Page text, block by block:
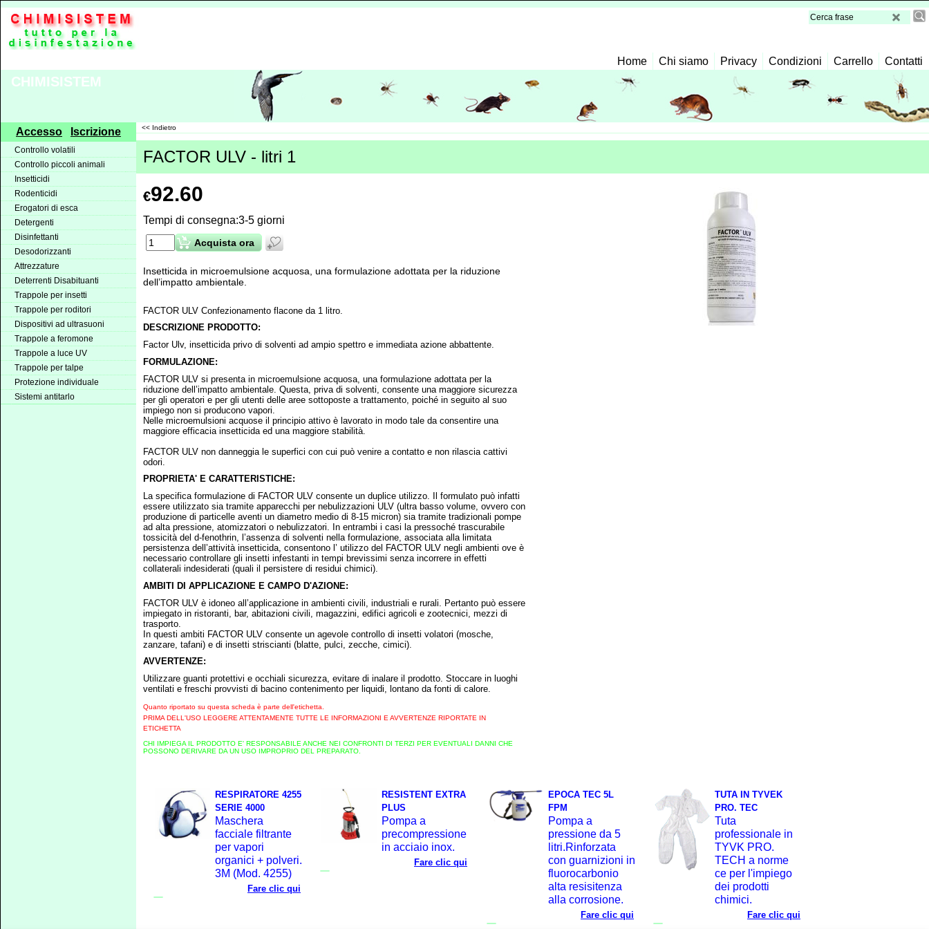
CHIMISISTEM
Home Chi siamo Privacy Condizioni Carrello Contatti
Accesso Iscrizione
Controllo volatili
Controllo piccoli animali
Insetticidi
Rodenticidi
Erogatori di esca
Detergenti
Disinfettanti
Desodorizzanti
Attrezzature
Deterrenti Disabituanti
Trappole per insetti
Trappole per roditori
Dispositivi ad ultrasuoni
Trappole a feromone
Trappole a luce UV
Trappole per talpe
Protezione individuale
Sistemi antitarlo
<< Indietro
FACTOR ULV - litri 1
€92.60
Tempi di consegna:3-5 giorni
Acquista ora
Insetticida in microemulsione acquosa, una formulazione adottata per la riduzione
dell’impatto ambientale.
FACTOR ULV Confezionamento flacone da 1 litro.
DESCRIZIONE PRODOTTO:
Factor Ulv, insetticida privo di solventi ad ampio spettro e immediata azione abbattente.
FORMULAZIONE:
FACTOR ULV si presenta in microemulsione acquosa, una formulazione adottata per la
riduzione dell’impatto ambientale. Questa, priva di solventi, consente una maggiore sicurezza
per gli operatori e per gli utenti delle aree sottoposte a trattamento, poiché in seguito al suo
impiego non si producono vapori.
Nelle microemulsioni acquose il principio attivo è lavorato in modo tale da consentire una
maggiore efficacia insetticida ed una maggiore stabilità.
FACTOR ULV non danneggia le superfici con cui può venire a contatto e non rilascia cattivi
odori.
PROPRIETA' E CARATTERISTICHE:
La specifica formulazione di FACTOR ULV consente un duplice utilizzo. Il formulato può infatti
essere utilizzato sia tramite apparecchi per nebulizzazioni ULV (ultra basso volume, ovvero con
produzione di particelle aventi un diametro medio di 8-15 micron) sia tramite tradizionali pompe
ad alta pressione, atomizzatori o nebulizzatori. In entrambi i casi la pressoché trascurabile
tossicità del d-fenothrin, l’assenza di solventi nella formulazione, associata alla limitata
persistenza dell’attività insetticida, consentono l’ utilizzo del FACTOR ULV negli ambienti ove è
necessario controllare gli insetti infestanti in tempi brevissimi senza incorrere in effetti
collaterali indesiderati (quali il persistere di residui chimici).
AMBITI DI APPLICAZIONE E CAMPO D'AZIONE:
FACTOR ULV è idoneo all’applicazione in ambienti civili, industriali e rurali. Pertanto può essere
impiegato in ristoranti, bar, abitazioni civili, magazzini, edifici agricoli e zootecnici, mezzi di
trasporto.
In questi ambiti FACTOR ULV consente un agevole controllo di insetti volatori (mosche,
zanzare, tafani) e di insetti striscianti (blatte, pulci, zecche, cimici).
AVVERTENZE:
Utilizzare guanti protettivi e occhiali sicurezza, evitare di inalare il prodotto. Stoccare in luoghi
ventilati e freschi provvisti di bacino contenimento per liquidi, lontano da fonti di calore.
Quanto riportato su questa scheda è parte dell'etichetta.
PRIMA DELL'USO LEGGERE ATTENTAMENTE TUTTE LE INFORMAZIONI E AVVERTENZE RIPORTATE IN
ETICHETTA
CHI IMPIEGA IL PRODOTTO E' RESPONSABILE ANCHE NEI CONFRONTI DI TERZI PER EVENTUALI DANNI CHE
POSSONO DERIVARE DA UN USO IMPROPRIO DEL PREPARATO.
RESPIRATORE 4255
SERIE 4000
Maschera
facciale filtrante
per vapori
organici + polveri.
3M (Mod. 4255)
Fare clic qui
RESISTENT EXTRA
PLUS
Pompa a
precompressione
in acciaio inox.
Fare clic qui
EPOCA TEC 5L
FPM
Pompa a
pressione da 5
litri.Rinforzata
con guarnizioni in
fluorocarbonio
alta resisitenza
alla corrosione.
Fare clic qui
TUTA IN TYVEK
PRO. TEC
Tuta
professionale in
TYVK PRO.
TECH a norme
ce per l'impiego
dei prodotti
chimici.
Fare clic qui